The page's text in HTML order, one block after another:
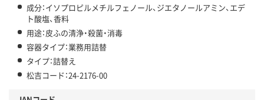
成分：イソプロピルメチルフェノール、ジエタノールアミン、エデ
ト酸塩、香料
用途：皮ふの清浄・殺菌・消毒
容器タイプ：業務用詰替
タイプ：詰替え
松吉コード：24-2176-00